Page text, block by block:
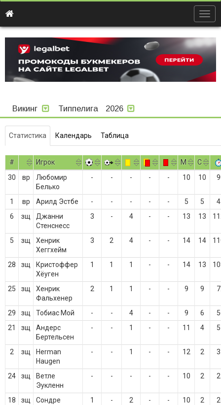
Викинг Типпелига 2026
Статистика Календарь Таблица
# Игрок M
С
30
вр
Любомир
Белько
- - - - - 10 10
1 вр Арилд Эстбе - - - - - 5 5
6
зщ
Джанни
Стенснесс
3 - 4 - - 13 13
5 зщ
Хенрик
Хеггхейм
3 2 4 - - 14 14
28 зщ
Кристоффер
Хёуген
1 1 1 - - 14 13
25 зщ
Хенрик
Фальхенер
2 1 1 - - 9 9
29 зщ Тобиас Мой - - 4 - - 9 6
21
зщ
Андерс
Бертельсен
- - 1 - - 11 4
2 зщ
Herman
Haugen
- - 1 - - 12 2
24 зщ
Ветле
Эукленн
- - - - - 10 2
18 зщ
Сондре
1 - 2 - - 10 2